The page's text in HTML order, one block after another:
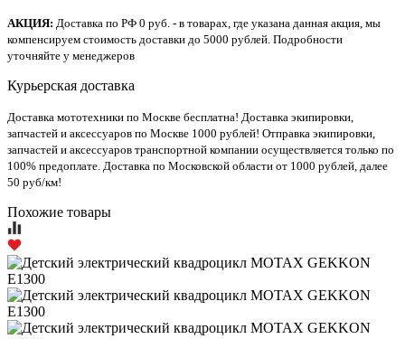
АКЦИЯ: Доставка по РФ 0 руб. - в товарах, где указана данная акция, мы
компенсируем стоимость доставки до 5000 рублей. Подробности
уточняйте у менеджеров
Курьерская доставка
Доставка мототехники по Москве бесплатна! Доставка экипировки,
запчастей и аксессуаров по Москве 1000 рублей! Отправка экипировки,
запчастей и аксессуаров транспортной компании осуществляется только по
100% предоплате. Доставка по Московской области от 1000 рублей, далее
50 руб/км!
Похожие товары